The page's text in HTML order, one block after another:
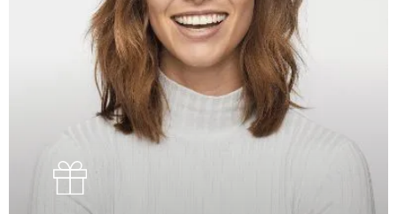
Online Erlebnisdinner Mehr anzeigen